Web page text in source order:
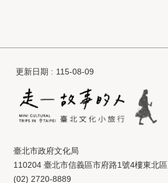
更新日期 115-08-09
臺北市政府文化局
110204 臺北市信義區市府路1號4樓東北區
(02) 2720-8889